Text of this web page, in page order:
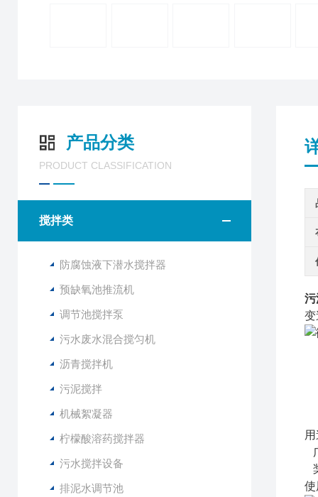
产品分类
PRODUCT CLASSIFICATION
搅拌类
防腐蚀液下潜水搅拌器
预缺氧池推流机
调节池搅拌泵
污水废水混合搅匀机
沥青搅拌机
污泥搅拌
机械絮凝器
柠檬酸溶药搅拌器
污水搅拌设备
排泥水调节池
污
变
使